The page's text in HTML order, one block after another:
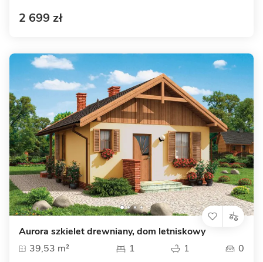
2 699 zł
Aurora szkielet drewniany, dom letniskowy
39,53 m²
1 1 0